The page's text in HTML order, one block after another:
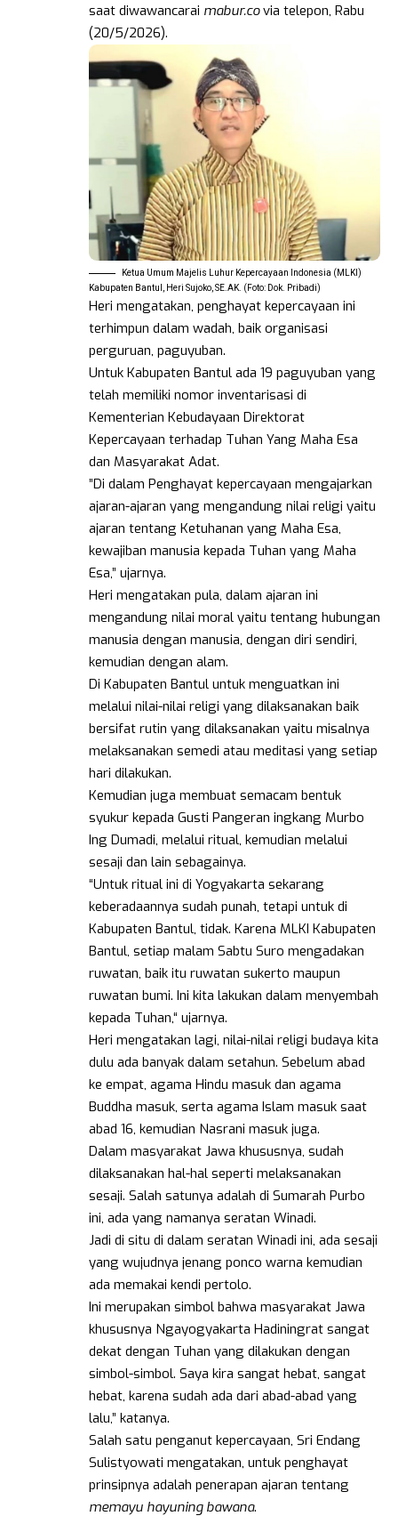
saat diwawancarai mabur.covia telepon, Rabu
(20/5/2026).
Ketua Umum Majelis Luhur Kepercayaan Indonesia (MLKI)
Kabupaten Bantul, Heri Sujoko, SE.AK. (Foto: Dok. Pribadi)
Heri mengatakan, penghayat kepercayaan ini
terhimpun dalam wadah, baik organisasi
perguruan, paguyuban.
Untuk Kabupaten Bantul ada 19 paguyuban yang
telah memiliki nomor inventarisasi di
Kementerian Kebudayaan Direktorat
Kepercayaan terhadap Tuhan Yang Maha Esa
dan Masyarakat Adat.
”Di dalam Penghayat kepercayaan mengajarkan
ajaran-ajaran yang mengandung nilai religi yaitu
ajaran tentang Ketuhanan yang Maha Esa,
kewajiban manusia kepada Tuhan yang Maha
Esa,” ujarnya.
Heri mengatakan pula, dalam ajaran ini
mengandung nilai moral yaitu tentang hubungan
manusia dengan manusia, dengan diri sendiri,
kemudian dengan alam.
Di Kabupaten Bantul untuk menguatkan ini
melalui nilai-nilai religi yang dilaksanakan baik
bersifat rutin yang dilaksanakan yaitu misalnya
melaksanakan semedi atau meditasi yang setiap
hari dilakukan.
Kemudian juga membuat semacam bentuk
syukur kepada Gusti Pangeran ingkang Murbo
Ing Dumadi, melalui ritual, kemudian melalui
sesaji dan lain sebagainya.
“Untuk ritual ini di Yogyakarta sekarang
keberadaannya sudah punah, tetapi untuk di
Kabupaten Bantul, tidak. Karena MLKI Kabupaten
Bantul, setiap malam Sabtu Suro mengadakan
ruwatan, baik itu ruwatan sukerto maupun
ruwatan bumi. Ini kita lakukan dalam menyembah
kepada Tuhan,“ ujarnya.
Heri mengatakan lagi, nilai-nilai religi budaya kita
dulu ada banyak dalam setahun. Sebelum abad
ke empat, agama Hindu masuk dan agama
Buddha masuk, serta agama Islam masuk saat
abad 16, kemudian Nasrani masuk juga.
Dalam masyarakat Jawa khususnya, sudah
dilaksanakan hal-hal seperti melaksanakan
sesaji. Salah satunya adalah di Sumarah Purbo
ini, ada yang namanya seratan Winadi.
Jadi di situ di dalam seratan Winadi ini, ada sesaji
yang wujudnya jenang ponco warna kemudian
ada memakai kendi pertolo.
Ini merupakan simbol bahwa masyarakat Jawa
khususnya Ngayogyakarta Hadiningrat sangat
dekat dengan Tuhan yang dilakukan dengan
simbol-simbol. Saya kira sangat hebat, sangat
hebat, karena sudah ada dari abad-abad yang
lalu,” katanya.
Salah satu penganut kepercayaan, Sri Endang
Sulistyowati mengatakan, untuk penghayat
prinsipnya adalah penerapan ajaran tentang
memayu hayuning bawana.